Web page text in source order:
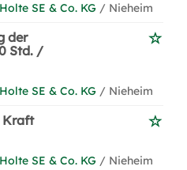
SE & Co. KG / Nieheim
der
Std. /
SE & Co. KG / Nieheim
Kraft
SE & Co. KG / Nieheim